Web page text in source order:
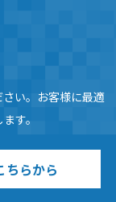
い。お客様に最適
す。
ちらから